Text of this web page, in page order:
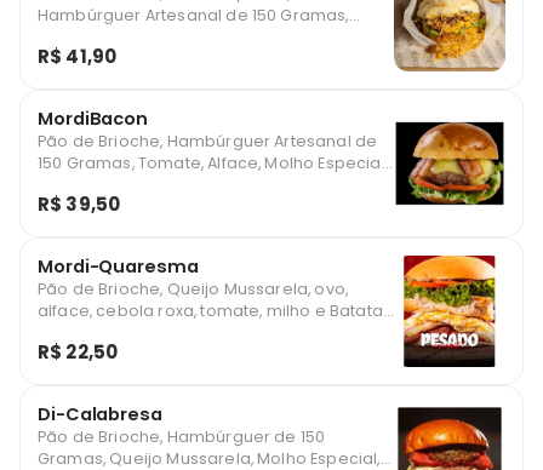
Hambúrguer Artesanal de 150 Gramas,
Queijo e Muito Bacon em Cubos
R$ 41,90
MordiBacon
Pão de Brioche, Hambúrguer Artesanal de
150 Gramas, Tomate, Alface, Molho Especial,
R$ 39,50
Mordi-Quaresma
Pão de Brioche, Queijo Mussarela, ovo,
alface, cebola roxa, tomate, milho e Batata
R$ 22,50
Di-Calabresa
Pão de Brioche, Hambúrguer de 150
Gramas, Queijo Mussarela, Molho Especial,